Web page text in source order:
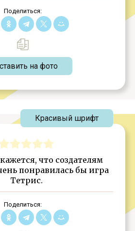
Поделиться:
на фото
что создателям
понравилась бы игра
Тетрис.
Поделиться:
Красивый шрифт